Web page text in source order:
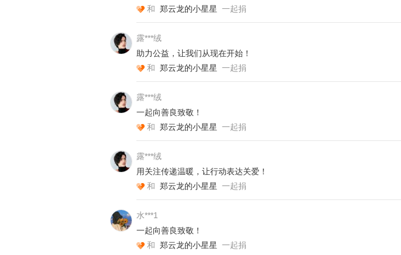
（照片已授权）
和 郑云龙的小星星 一起捐
露***绒
助力公益，让我们从现在开始！
和 郑云龙的小星星 一起捐
露***绒
一起向善良致敬！
和 郑云龙的小星星 一起捐
露***绒
用关注传递温暖，让行动表达关爱！
和 郑云龙的小星星 一起捐
水***1
一起向善良致敬！
和 郑云龙的小星星 一起捐